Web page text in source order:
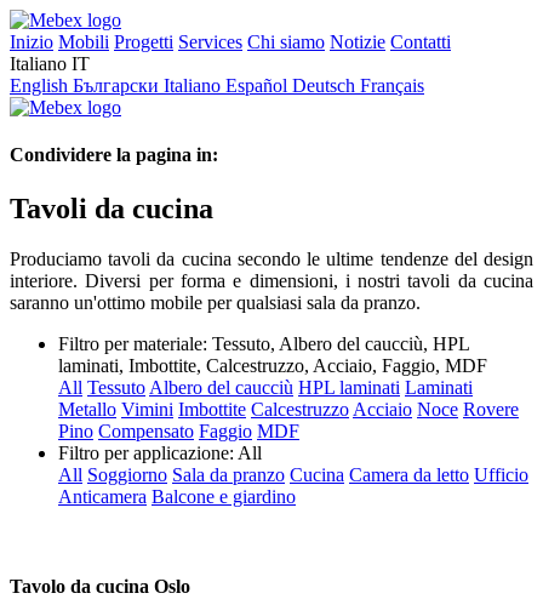
Inizio Mobili Progetti Services Chi siamo Notizie Contatti
Italiano IT
English Български Italiano Español Deutsch Français
Condividere la pagina in:
Tavoli da cucina
Produciamo tavoli da cucina secondo le ultime tendenze del design
interiore. Diversi per forma e dimensioni, i nostri tavoli da cucina
saranno un'ottimo mobile per qualsiasi sala da pranzo.
Filtro per materiale: Tessuto, Albero del caucciù, HPL
laminati, Imbottite, Calcestruzzo, Acciaio, Faggio, MDF
All TessutoAlbero del caucciù HPL laminati Laminati
Metallo Vimini Imbottite CalcestruzzoAcciaio Noce Rovere
Pino Compensato Faggio MDF
Filtro per applicazione: All
All Soggiorno Sala da pranzo Cucina Camera da letto Ufficio
Anticamera Balcone e giardino
Tavolo da cucina Oslo